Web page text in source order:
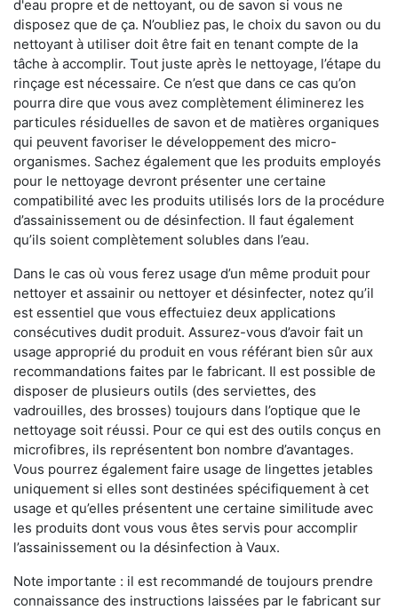
d'eau propre et de nettoyant, ou de savon si vous ne
disposez que de ça. N’oubliez pas, le choix du savon ou du
nettoyant à utiliser doit être fait en tenant compte de la
tâche à accomplir. Tout juste après le nettoyage, l’étape du
rinçage est nécessaire. Ce n’est que dans ce cas qu’on
pourra dire que vous avez complètement éliminerez les
particules résiduelles de savon et de matières organiques
qui peuvent favoriser le développement des micro-
organismes. Sachez également que les produits employés
pour le nettoyage devront présenter une certaine
compatibilité avec les produits utilisés lors de la procédure
d’assainissement ou de désinfection. Il faut également
qu’ils soient complètement solubles dans l’eau.
Dans le cas où vous ferez usage d’un même produit pour
nettoyer et assainir ou nettoyer et désinfecter, notez qu’il
est essentiel que vous effectuiez deux applications
consécutives dudit produit. Assurez-vous d’avoir fait un
usage approprié du produit en vous référant bien sûr aux
recommandations faites par le fabricant. Il est possible de
disposer de plusieurs outils (des serviettes, des
vadrouilles, des brosses) toujours dans l’optique que le
nettoyage soit réussi. Pour ce qui est des outils conçus en
microfibres, ils représentent bon nombre d’avantages.
Vous pourrez également faire usage de lingettes jetables
uniquement si elles sont destinées spécifiquement à cet
usage et qu’elles présentent une certaine similitude avec
les produits dont vous vous êtes servis pour accomplir
l’assainissement ou la désinfection à Vaux.
Note importante : il est recommandé de toujours prendre
connaissance des instructions laissées par le fabricant sur